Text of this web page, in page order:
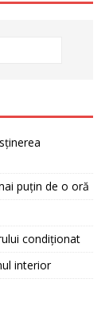
puțin de o oră
condiționat
interior